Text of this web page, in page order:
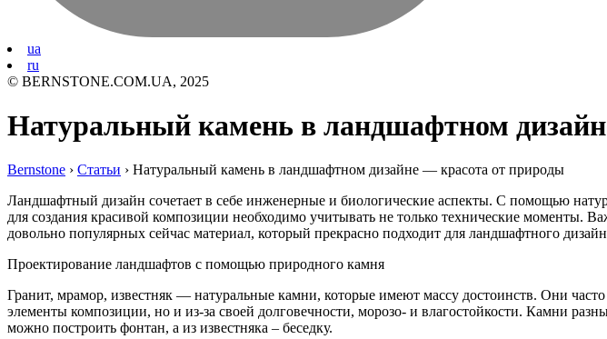
ua
ru
© BERNSTONE.COM.UA, 2025
Натуральный камень в ландшафтном
Bernstone › Статьи › Натуральный камень в ландшафтном дизайне — красота от природы
Ландшафтный дизайн сочетает в себе инженерные и биологические аспекты. С помощью
для создания красивой композиции необходимо учитывать не только технические
довольно популярных сейчас материал, который прекрасно подходит для ландшафтного
Проектирование ландшафтов с помощью природного камня
Гранит, мрамор, известняк — натуральные камни, которые имеют массу достоинств. Они
элементы композиции, но и из-за своей долговечности, морозо- и влагостойкости. Камни
можно построить фонтан, а из известняка – беседку.